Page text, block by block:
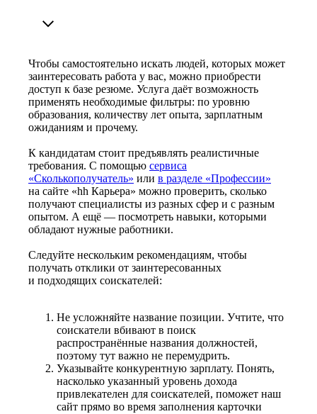
Чтобы самостоятельно искать людей, которых может
заинтересовать работа у вас, можно приобрести
доступ к базе резюме. Услуга даёт возможность
применять необходимые фильтры: по уровню
образования, количеству лет опыта, зарплатным
ожиданиям и прочему.
К кандидатам стоит предъявлять реалистичные
требования. С помощью сервиса
«Сколькополучатель» или в разделе «Профессии»
на сайте «hh Карьера» можно проверить, сколько
получают специалисты из разных сфер и с разным
опытом. А ещё — посмотреть навыки, которыми
обладают нужные работники.
Следуйте нескольким рекомендациям, чтобы
получать отклики от заинтересованных
и подходящих соискателей:
Не усложняйте название позиции. Учтите, что
соискатели вбивают в поиск
распространённые названия должностей,
поэтому тут важно не перемудрить.
Указывайте конкурентную зарплату. Понять,
насколько указанный уровень дохода
привлекателен для соискателей, поможет наш
сайт прямо во время заполнения карточки